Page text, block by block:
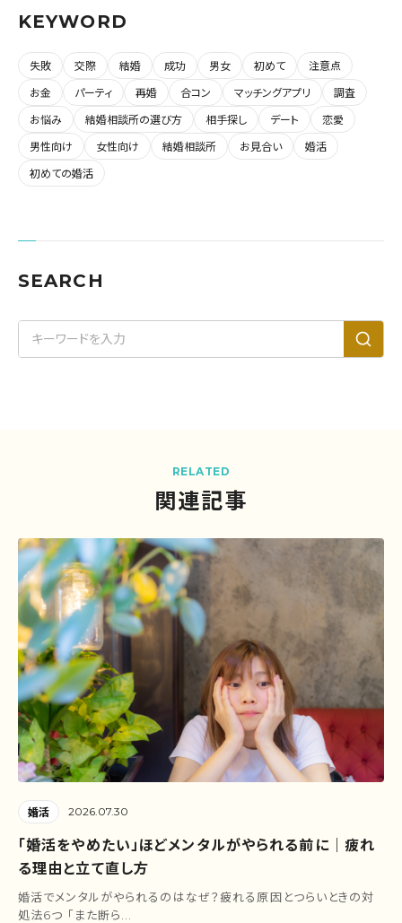
KEYWORD
失敗 交際 結婚 成功 男女 初めて
注意点
お金
パーティ 再婚 合コン マッチングアプリ
調査
お悩み
結婚相談所の選び方 相手探し デート
恋愛
男性向け
女性向け 結婚相談所 お見合い
婚活
初めての婚活
SEARCH
RELATED
関連記事
婚活 2026.07.30
「婚活をやめたい」ほどメンタルがやられる前に｜疲れ
る理由と立て直し方
婚活でメンタルがやられるのはなぜ？疲れる原因とつらいときの対
処法6つ 「また断ら...